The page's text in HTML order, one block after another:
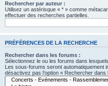
Rechercher par auteur :
Utilisez un astérisque « * » comme
effectuer des recherches partielles.
PRÉFÉRENCES DE LA RECHERCHE
Rechercher dans les forums :
Sélectionnez le ou les forums dans
Les sous-forums seront automatiquement
désactivez pas l’option « Rechercher